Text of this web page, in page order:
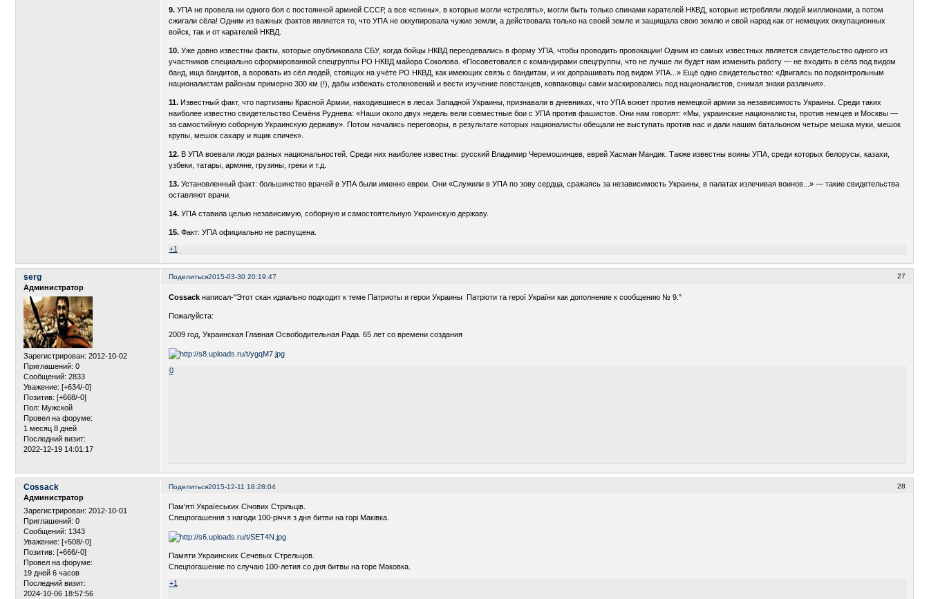
9.УПА не провела ни одного боя с постоянной армией СССР, а все «спины», в которые могли «стрелять», могли быть только спинами карателей НКВД, которые истребляли людей миллионами, а потом
сжигали сёла! Одним из важных фактов является то, что УПА не оккупировала чужие земли, а действовала только на своей земле и защищала свою землю и свой народ как от немецких оккупационных
войск, так и от карателей НКВД.
10.Уже давно известны факты, которые опубликовала СБУ, когда бойцы НКВД переодевались в форму УПА, чтобы проводить провокации! Одним из самых известных является свидетельство одного из
участников специально сформированной спецгруппы РО НКВД майора Соколова. «Посоветовался с командирами спецгруппы, что не лучше ли будет нам изменить работу — не входить в сёла под видом
банд, ища бандитов, а воровать из сёл людей, стоящих на учёте РО НКВД, как имеющих связь с бандитам, и их допрашивать под видом УПА...» Ещё одно свидетельство: «Двигаясь по подконтрольным
националистам районам примерно 300 км (!), дабы избежать столкновений и вести изучение повстанцев, ковпаковцы сами маскировались под националистов, снимая знаки различия».
11.Известный факт, что партизаны Красной Армии, находившиеся в лесах Западной Украины, признавали в дневниках, что УПА воюет против немецкой армии за независимость Украины. Среди таких
наиболее известно свидетельство Семёна Руднева: «Наши около двух недель вели совместные бои с УПА против фашистов. Они нам говорят: «Мы, украинские националисты, против немцев и Москвы —
за самостийную соборную Украинскую державу». Потом начались переговоры, в результате которых националисты обещали не выступать против нас и дали нашим батальоном четыре мешка муки, мешок
крупы, мешок сахару и ящик спичек».
12.В УПА воевали люди разных национальностей. Среди них наиболее известны: русский Владимир Черемошинцев, еврей Хасман Мандик. Также известны воины УПА, среди которых белорусы, казахи,
узбеки, татары, армяне, грузины, греки и т.д.
13.Установленный факт: большинство врачей в УПА были именно евреи. Они «Служили в УПА по зову сердца, сражаясь за независимость Украины, в палатах излечивая воинов...» — такие свидетельства
оставляют врачи.
14.УПА ставила целью независимую, соборную и самостоятельную Украинскую державу.
15.Факт: УПА официально не распущена.
+1
Поделиться 27
2015-03-30 20:19:47
serg
Администратор
Зарегистрирован: 2012-10-02
Приглашений: 0
Сообщений: 2833
Уважение: [+634/-0]
Позитив: [+668/-0]
Пол: Мужской
Провел на форуме:
1 месяц 8 дней
Последний визит:
2022-12-19 14:01:17
Cossackнаписал-"Этот скан идиально подходит к теме Патриоты и герои Украины Патріоти та герої України как дополнение к сообщению № 9."
Пожалуйста:
2009 год, Украинская Главная Освободительная Рада. 65 лет со времени создания
0
Поделиться 28
2015-12-11 18:28:04
Cossack
Администратор
Зарегистрирован: 2012-10-01
Приглашений: 0
Сообщений: 1343
Уважение: [+508/-0]
Позитив: [+666/-0]
Провел на форуме:
19 дней 6 часов
Последний визит:
2024-10-06 18:57:56
Пам'яті Україеських Січових Стрільців.
Спецпогашення з нагоди 100-річчя з дня битви на горі Маківка.
Памяти Украинских Сечевых Стрельцов.
Спецпогашение по случаю 100-летия со дня битвы на горе Маковка.
+1